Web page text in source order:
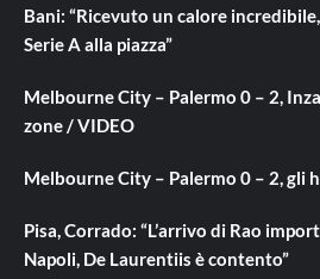
Bani: “Ricevuto un calore
Serie A alla piazza”
Melbourne City – Palermo 0 – 2,
zone / VIDEO
Melbourne City – Palermo 0 – 2, gli
Pisa, Corrado: “L’arrivo di Rao
Napoli, De Laurentiis è contento”